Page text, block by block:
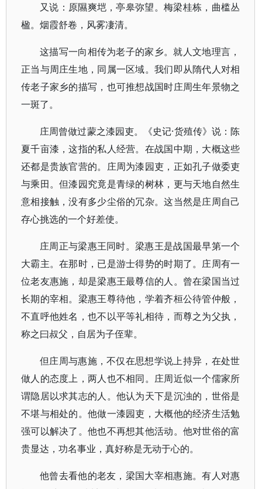
又说：原隰爽垲，亭皋弥望。梅梁桂栋，曲槛丛
楹。烟霞舒卷，风雾凄清。
这描写一向相传为老子的家乡。就人文地理言，
正当与周庄生地，同属一区域。我们即从隋代人对相
传老子家乡的描写，也可推想战国时庄周生年景物之
一斑了。
庄周曾做过蒙之漆园吏。《史记·货殖传》说：陈
夏千亩漆，这指的私人经营。在战国中期，大概这些
还都是贵族官营的。庄周为漆园吏，正如孔子做委吏
与乘田。但漆园究竟是青绿的树林，更与天地自然生
意相接触，没有多少尘俗的冗杂。这当然是庄周自己
存心挑选的一个好差使。
庄周正与梁惠王同时。梁惠王是战国最早第一个
大霸主。在那时，已是游士得势的时期了。庄周有一
位老友惠施，却是梁惠王最尊信的人。曾在梁国当过
长期的宰相。梁惠王尊待他，学着齐桓公待管仲般，
不直呼他姓名，也不以平等礼相待，而尊之为父执，
称之曰叔父，自居为子侄辈。
但庄周与惠施，不仅在思想学说上持异，在处世
做人的态度上，两人也不相同。庄周近似一个儒家所
谓隐居以求其志的人。他认为天下是沉浊的，世俗是
不堪与相处的。他做一漆园吏，大概他的经济生活勉
强可以解决了。他也不再想其他活动。他对世俗的富
贵显达，功名事业，真好称是无动于心的。
他曾去看他的老友，梁国大宰相惠施。有人对惠